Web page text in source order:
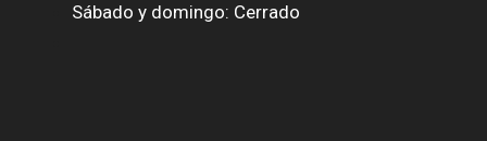
Sábado y domingo: Cerrado